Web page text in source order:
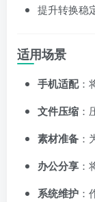
提升转换稳
适用场景
手机适配：
文件压缩 ：
素材准备 ：
办公分享 ：
系统维护 ：